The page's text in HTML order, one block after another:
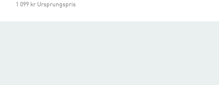
1 099 kr Ursprungspris